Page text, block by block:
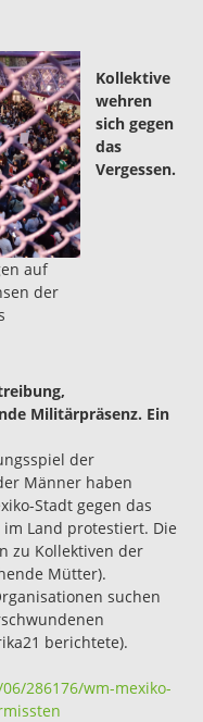
auf
der
Kollektive
wehren
sich gegen
das
Vergessen.
Militärpräsenz. Ein
der
Männer haben
Stadt gegen das
Land protestiert. Die
zu Kollektiven der
Mütter).
suchen
berichtete).
286176/wm-mexiko-